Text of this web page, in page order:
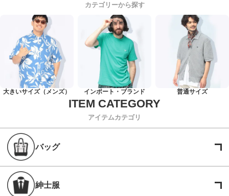
カテゴリーから探す
大きいサイズ（メンズ） インポート・ブランド 普通サイズ
アイテムカテゴリ
バッグ
紳士服